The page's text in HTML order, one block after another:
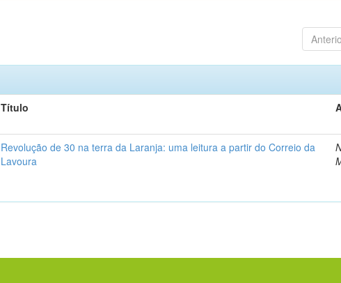
Título
Revolução de 30 na terra da Laranja: uma leitura a partir do Correio da
Lavoura